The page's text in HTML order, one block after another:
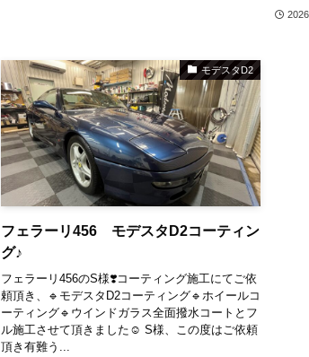
モデスタD2
フェラーリ456 モデスタD2コーティン
グ♪
フェラーリ456のS様❣️⁡コーティング施工にてご依
頼頂き、🔹モデスタD2コーティング🔹ホイールコ
ーティング🔹ウインドガラス全面撥水コートとフ
ル施工させて頂きました☺️ S様、この度はご依頼
頂き有難う...